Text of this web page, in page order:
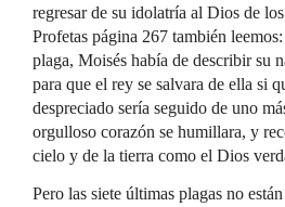
regresar de su idolatría al Dios de
Profetas página 267 también
plaga, Moisés había de describir su
para que el rey se salvara de ella si
despreciado sería seguido de uno
orgulloso corazón se humillara, y
cielo y de la tierra como el Dios
Pero las siete últimas plagas no